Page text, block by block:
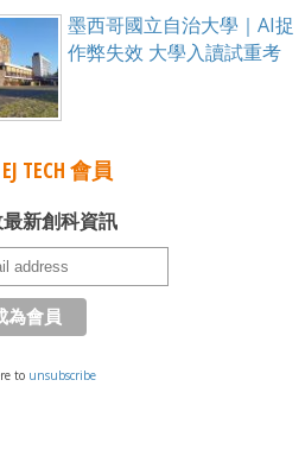
墨西哥國立自治大學｜AI捉
作弊失效 大學入讀試重考
TECH 會員
新創科資訊
to unsubscribe